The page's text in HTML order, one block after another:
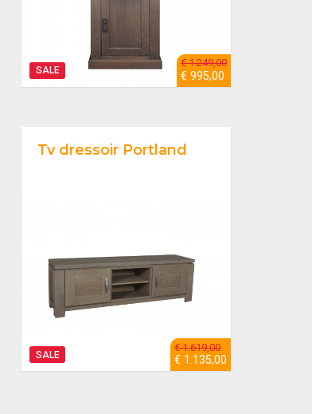
SALE
€ 1.249,00
€ 995,00
SALE
Tv dressoir Portland
€ 1.619,00
€ 1.135,00